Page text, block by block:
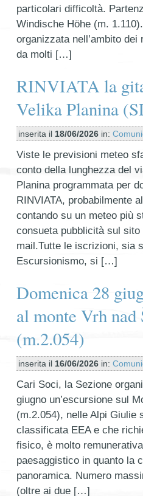
particolari difficoltà.
Windische Höhe (m.
organizzata nell’ambito
da molti […]
RINVIATA la
Velika Planina
inserita il 18/06/2026 in:
Viste le previsioni meteo
conto della lunghezza del
Planina programmata per
RINVIATA, probabilmente
contando su un meteo più
consueta pubblicità sul
mail.Tutte le iscrizioni, sia
Escursionismo, si […]
Domenica 28
al monte Vrh nad
(m.2.054)
inserita il 16/06/2026 in:
Cari Soci, la Sezione
giugno un’escursione sul
(m.2.054), nelle Alpi Giulie
classificata EEA e che
fisico, è molto
paesaggistico in quanto la
panoramica. Numero
(oltre ai due […]